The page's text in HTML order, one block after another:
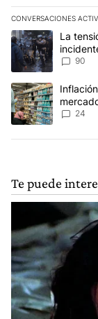
CONVERSACIONES
Este listado
Un artículo de
La
90
Un artículo de
24